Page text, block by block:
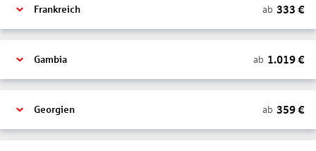
Frankreich ab 333 €
Gambia ab 1.019€
Georgien ab 359€